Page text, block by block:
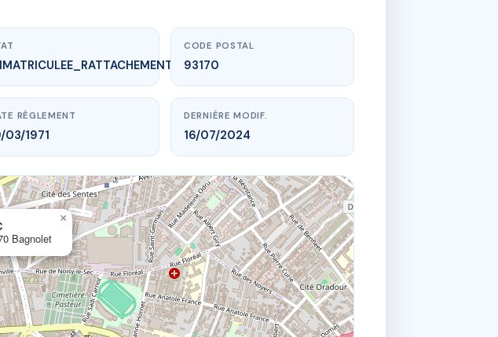
CODE POSTAL
93170
RÈGLEMENT
03/1971
DERNIÈRE MODIF.
16/07/2024
Bagnolet
×